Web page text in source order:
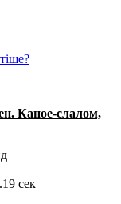
Каное-слалом,
сек